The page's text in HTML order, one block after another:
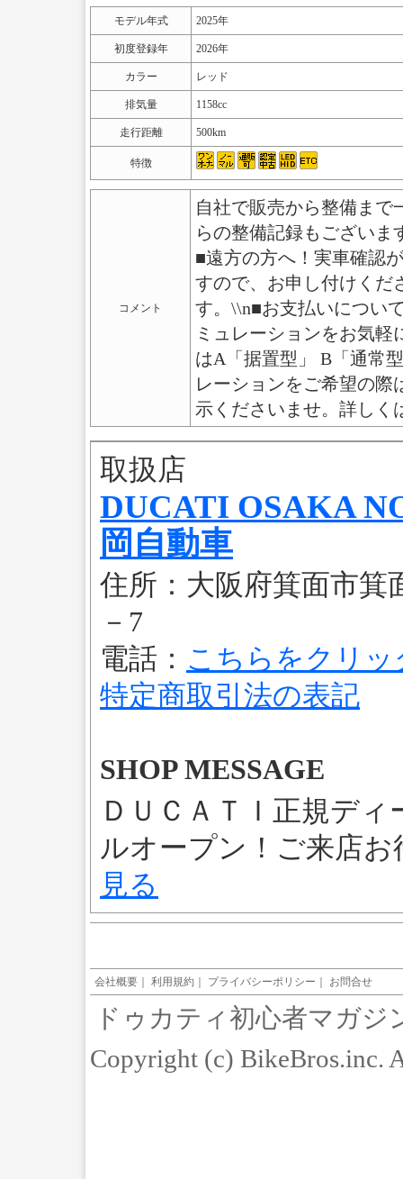
モデル年式 2025年
初度登録年 2026年
カラー レッド
排気量 1158cc
走行距離 500km
特徴
コメント
自社で販売から整備まで
らの整備記録もございま
■遠方の方へ！実車確認
すので、お申し付けくだ
す。\\n■お支払いについ
ミュレーションをお気
はA「据置型」 B「通常
レーションをご希望の際
示くださいませ。詳しく
取扱店
DUCATI OSAKA
岡自動車
住所：大阪府箕面市箕
－7
電話： こちらをクリッ
特定商取引法の表記
SHOP MESSAGE
ＤＵＣＡＴＩ正規デ
ルオープン！ご来店
見る
会社概要 利用規約 プライバシーポリシー お問合せ
ドゥカティ初心者マガ
Copyright (c) BikeBros.inc.